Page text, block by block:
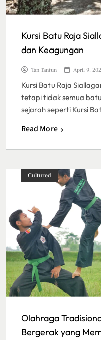
Kursi Batu Raja
dan Keagungan
Tan Tantun April 9,
Kursi Batu Raja
tetapi tidak semua
sejarah seperti Kursi
Read More
Cultured
Olahraga
Bergerak yang